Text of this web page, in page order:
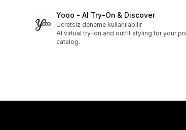
Yooo ‑ AI Try‑On & Discover
Ücretsiz deneme kullanılabilir
AI virtual try-on and outfit styling for your
catalog.